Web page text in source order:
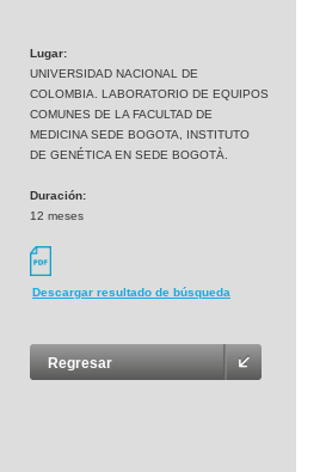
Lugar:
UNIVERSIDAD NACIONAL DE
COLOMBIA. LABORATORIO DE EQUIPOS
COMUNES DE LA FACULTAD DE
MEDICINA SEDE BOGOTA, INSTITUTO
DE GENÉTICA EN SEDE BOGOTÀ.
Duración:
12 meses
Descargar resultado de búsqueda
Regresar